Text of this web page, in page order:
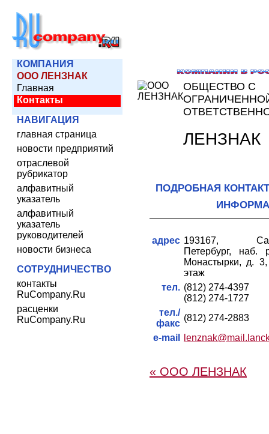
КОМПАНИЯ
ООО ЛЕНЗНАК
Главная
Контакты
НАВИГАЦИЯ
главная страница
новости предприятий
отраслевой
рубрикатор
алфавитный
указатель
алфавитный
указатель
руководителей
новости бизнеса
СОТРУДНИЧЕСТВО
контакты
RuCompany.Ru
расценки
RuCompany.Ru
ОБЩЕСТВО С
ЛЕНЗНАК
ПОДРОБНАЯ
адрес 193167,
Петербург, наб.
Монастырки, д.
этаж
тел. (812) 274-4397
(812) 274-1727
тел./
факс
(812) 274-2883
e-mail
« ООО ЛЕНЗНАК